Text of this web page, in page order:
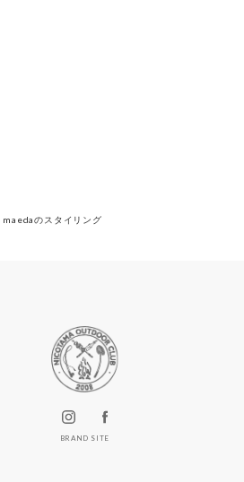
maedaのスタイリング
BRAND SITE